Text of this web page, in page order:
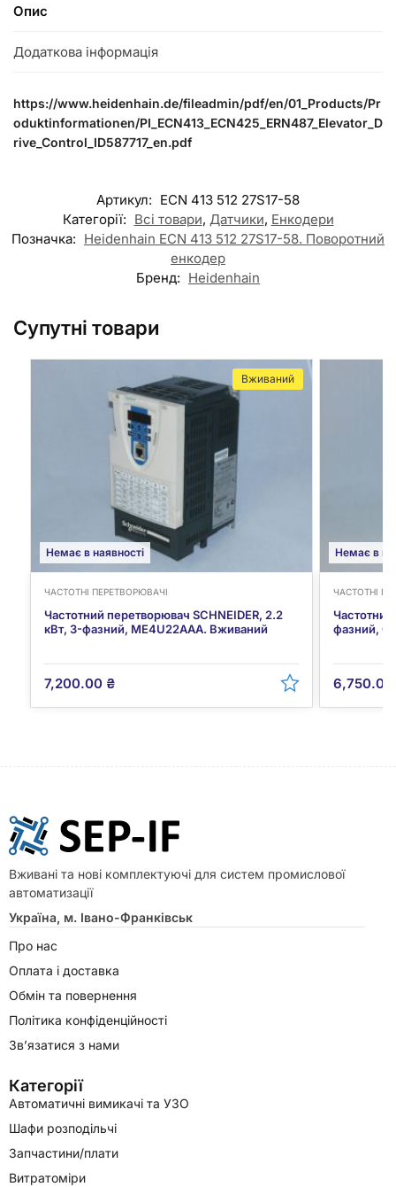
Опис
Додаткова інформація
https://www.heidenhain.de/fileadmin/pdf/en/01_Products/Pr
oduktinformationen/PI_ECN413_ECN425_ERN487_Elevator_D
rive_Control_ID587717_en.pdf
Артикул: ECN 413 512 27S17-58
Категорії: Всі товари, Датчики, Енкодери
Позначка: Heidenhain ECN 413 512 27S17-58. Поворотний
енкодер
Бренд: Heidenhain
Супутні товари
Немає в наявності
Вживаний
ЧАСТОТНІ ПЕРЕТВОРЮВАЧІ
Частотний перетворювач SCHNEIDER, 2.2
кВт, 3-фазний, ME4U22AAA. Вживаний
7,200.00 ₴
Немає в
ЧАСТОТНІ
фазний,
Вживані та нові комплектуючі для систем промислової
автоматизації
Україна, м. Івано-Франківськ
Про нас
Оплата і доставка
Обмін та повернення
Політика конфіденційності
Зв’язатися з нами
Категорії
Автоматичні вимикачі та УЗО
Шафи розподільчі
Запчастини/плати
Витратоміри